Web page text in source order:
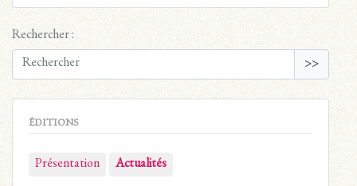
Rechercher :
>>
ÉDITIONS
Présentation Actualités